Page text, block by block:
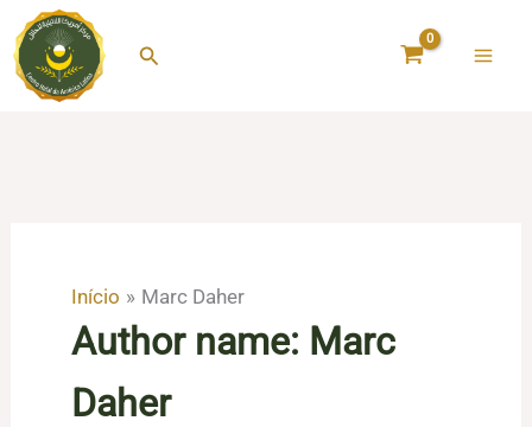
para
Pesquisar
Início Marc Daher
Author name: Marc
Daher